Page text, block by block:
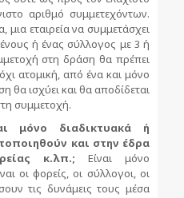
αριθμό συμμετεχόντων.
μια εταιρεία να συμμετάσχει
ή ένας σύλλογος με 3 ή
στη δράση θα πρέπει
ατομική, από ένα και μόνο
θα ισχύει και θα αποδίδεται
συμμετοχή.
μόνο διαδικτυακά ή
και στην έδρα
κ.λπ.; Είναι μόνο
οι φορείς, οι σύλλογοι, οι
τις δυνάμεις τους μέσα